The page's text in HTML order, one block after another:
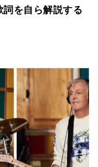
を自ら解説する